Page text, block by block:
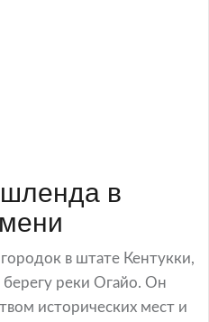
в
в штате Кентукки,
реки Огайо. Он
исторических мест и